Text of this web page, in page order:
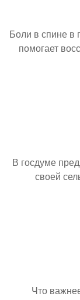
Боли в спине в
помогает
В госдуме
своей
Что